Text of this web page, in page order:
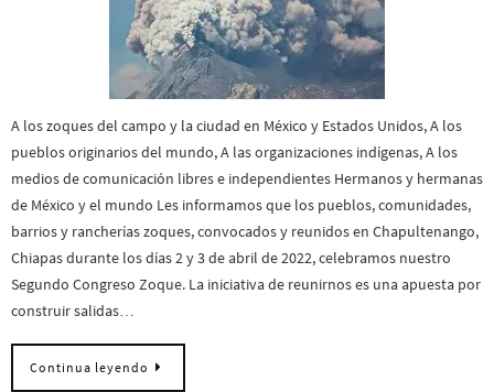
A los zoques del campo y la ciudad en México y Estados Unidos, A los
pueblos originarios del mundo, A las organizaciones indígenas, A los
medios de comunicación libres e independientes Hermanos y hermanas
de México y el mundo Les informamos que los pueblos, comunidades,
barrios y rancherías zoques, convocados y reunidos en Chapultenango,
Chiapas durante los días 2 y 3 de abril de 2022, celebramos nuestro
Segundo Congreso Zoque. La iniciativa de reunirnos es una apuesta por
construir salidas…
Continua leyendo